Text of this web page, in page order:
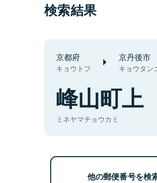
検索結果
京都府
キョウトフ
京丹後市
キョウタン
峰山町上
ミネヤマチョウカミ
他の郵便番号を検